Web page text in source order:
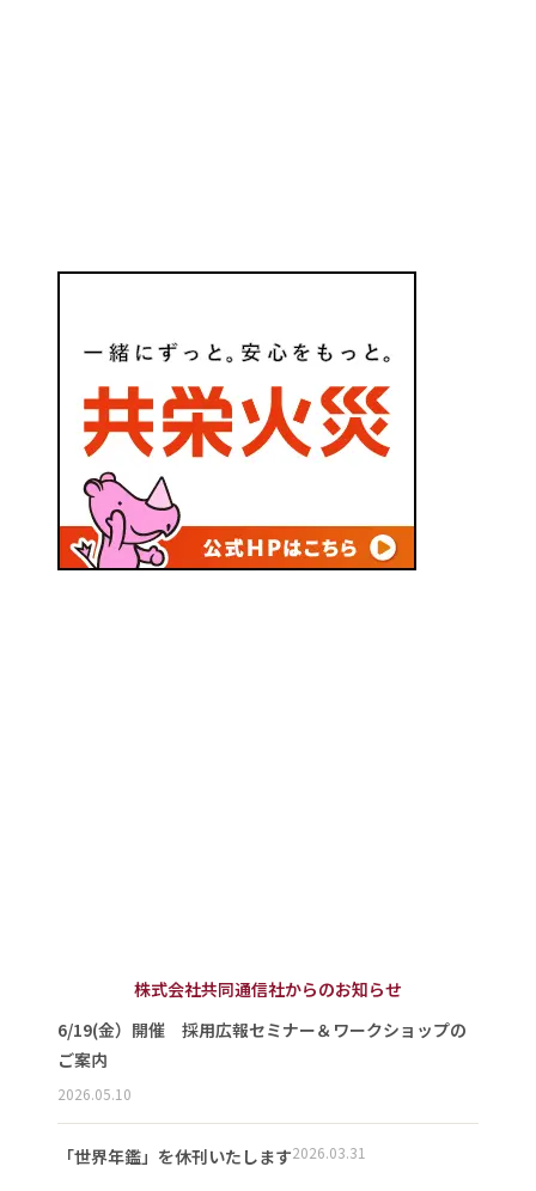
株式会社共同通信社からのお知らせ
6/19(金）開催 採用広報セミナー＆ワークショップの
ご案内
2026.05.10
「世界年鑑」を休刊いたします2026.03.31